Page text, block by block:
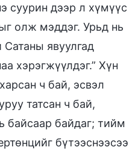
суурин дээр л хүмүүс
олж мэддэг. Урьд нь
явуулгад
хэрэгжүүлдэг.” Хүн
ч бай, эсвэл
татсан ч бай,
байсаар байдаг; тийм
бүтээснээсээ